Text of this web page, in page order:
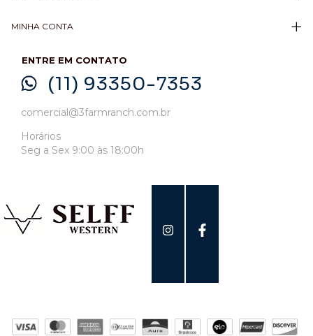
MINHA CONTA
ENTRE EM CONTATO
(11) 93350-7353
comercial@3farmranch.com.br
Horários
Seg a Sex 9:00 às 18:00h